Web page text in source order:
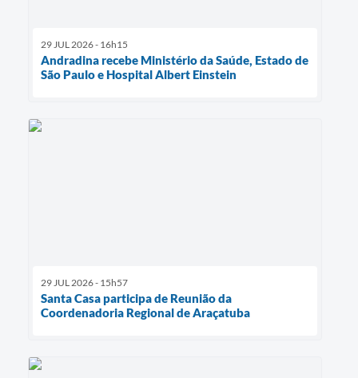
29 JUL 2026 - 16h15
Andradina recebe Ministério da Saúde, Estado de
São Paulo e Hospital Albert Einstein
29 JUL 2026 - 15h57
Santa Casa participa de Reunião da
Coordenadoria Regional de Araçatuba